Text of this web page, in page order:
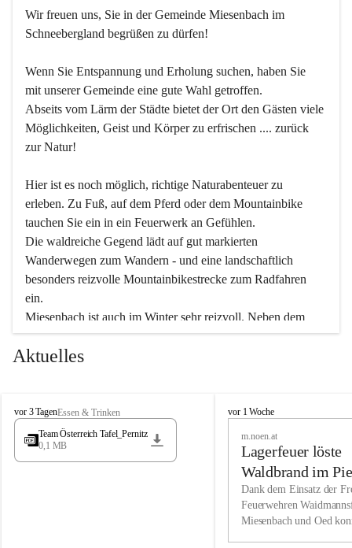
Wir freuen uns, Sie in der Gemeinde Miesenbach im
Schneebergland begrüßen zu dürfen!
Wenn Sie Entspannung und Erholung suchen, haben Sie
mit unserer Gemeinde eine gute Wahl getroffen.
Abseits vom Lärm der Städte bietet der Ort den Gästen viele
Möglichkeiten, Geist und Körper zu erfrischen .... zurück
zur Natur!
Hier ist es noch möglich, richtige Naturabenteuer zu
erleben. Zu Fuß, auf dem Pferd oder dem Mountainbike
tauchen Sie ein in ein Feuerwerk an Gefühlen.
Die waldreiche Gegend lädt auf gut markierten
Wanderwegen zum Wandern - und eine landschaftlich
besonders reizvolle Mountainbikestrecke zum Radfahren
ein.
Miesenbach ist auch im Winter sehr reizvoll. Neben dem
Eisstockschießen gibt es auf dem nahe gelegenen Unterberg
wunderschöne Naturschneepisten, die zum Schifahren oder
vielfältige Angebot unserer Kulturvereine.
Überzeugen Sie sich selbst, dass Sie in Miesenbach sowie
in den Beherbergungsbetrieben, Gaststätten und urigen
Wir kennen Miesenbach als lebens- und liebenswerten Ort.
Tradition und Innovation werden ebenso groß geschrieben
Aktuelles
M
i
s
vor 3 TagenEssen & Trinken
Team Österreich Tafel_Pernitz
0,1 MB
M
h
vor 1 Woche
m.noen.at
Lagerfeuer löste
Waldbrand im
aus
Dank dem Einsatz der
Feuerwehren
Miesenbach und Oed